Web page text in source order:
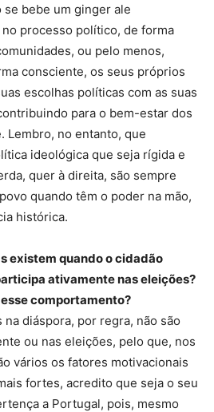
bebe um ginger ale
processo político, de forma
ou pelo menos,
consciente, os seus próprios
escolhas políticas com as suas
para o bem-estar dos
Lembro, no entanto, que
ideológica que seja rígida e
quer à direita, são sempre
quando têm o poder na mão,
histórica.
existem quando o cidadão
ativamente nas eleições?
comportamento?
na diáspora, por regra, não são
ou nas eleições, pelo que, nos
vários os fatores motivacionais
fortes, acredito que seja o seu
a Portugal, pois, mesmo